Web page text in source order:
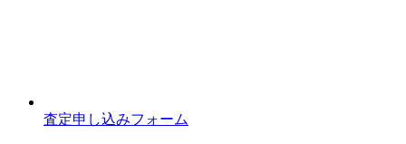
査定申し込みフォーム